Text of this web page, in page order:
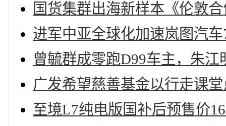
国货集群出海新样本《伦敦
进军中亚全球化加速岚图汽
曾毓群成零跑D99车主，朱江
广发希望慈善基金以行走课
至境L7纯电版国补后预售价